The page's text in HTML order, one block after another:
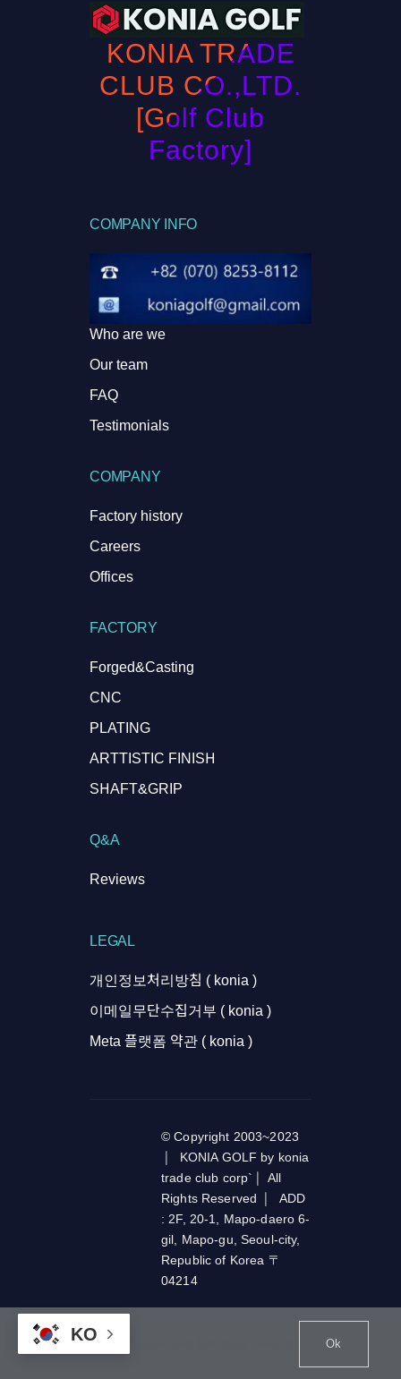
KONIA TRADE
CLUB CO.,LTD.
[Golf Club
Factory]
COMPANY INFO
Who are we
Our team
FAQ
Testimonials
COMPANY
Factory history
Careers
Offices
FACTORY
Forged&Casting
CNC
PLATING
ARTTISTIC FINISH
SHAFT&GRIP
Q&A
Reviews
LEGAL
개인정보처리방침 ( konia )
이메일무단수집거부 ( konia )
Meta 플랫폼 약관 ( konia )
© Copyright 2003~2023
| KONIA GOLF by konia
trade club corp` | All
Rights Reserved | ADD
: 2F, 20-1, Mapo-daero 6-
gil, Mapo-gu, Seoul-city,
Republic of Korea 〒
04214
KO
This website uses cookies and third party services. Ok